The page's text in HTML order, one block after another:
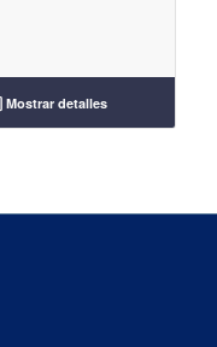
Mostrar detalles